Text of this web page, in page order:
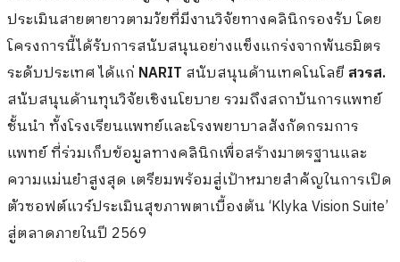
ประเมินสายตายาวตามวัยที่มีงานวิจัยทางคลินิกรองรับ โดย
โครงการนี้ได้รับการสนับสนุนอย่างแข็งแกร่งจากพันธมิตร
ระดับประเทศ ได้แก่ NARIT สนับสนุนด้านเทคโนโลยีสวรส.
สนับสนุนด้านทุนวิจัยเชิงนโยบาย รวมถึงสถาบันการแพทย์
ชั้นนำ ทั้งโรงเรียนแพทย์และโรงพยาบาลสังกัดกรมการ
แพทย์ ที่ร่วมเก็บข้อมูลทางคลินิกเพื่อสร้างมาตรฐานและ
ความแม่นยำสูงสุด เตรียมพร้อมสู่เป้าหมายสำคัญในการเปิด
ตัวซอฟต์แวร์ประเมินสุขภาพตาเบื้องต้น ‘Klyka Vision Suite’
สู่ตลาดภายในปี 2569